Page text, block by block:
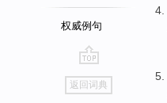
权威例句
go
top
返回词典